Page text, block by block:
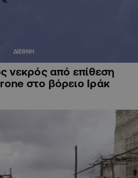
ΔΙΕΘΝΗ
νεκρός από επίθεση
στο βόρειο Ιράκ